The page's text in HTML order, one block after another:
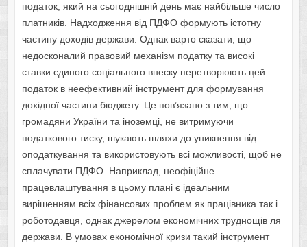
податок, який на сьогоднішній день має найбільше число
платників. Надходження від ПДФО формують істотну
частину доходів держави. Однак варто сказати, що
недосконалий правовий механізм податку та високі
ставки єдиного соціального внеску перетворюють цей
податок в неефективний інструмент для формування
дохідної частини бюджету. Це пов’язано з тим, що
громадяни України та іноземці, не витримуючи
податкового тиску, шукають шляхи до уникнення від
оподаткування та використовують всі можливості, щоб не
сплачувати ПДФО. Наприклад, неофіційне
працевлаштування в цьому плані є ідеальним
вирішенням всіх фінансових проблем як працівника так і
роботодавця, однак джерелом економічних труднощів ля
держави. В умовах економічної кризи такий інструмент